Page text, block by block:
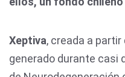
Xeptiva, creada a
generado durante casi